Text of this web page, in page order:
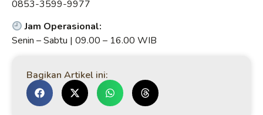
0853-3599-9977
Jam Operasional:
Senin – Sabtu | 09.00 – 16.00 WIB
Bagikan Artikel ini: